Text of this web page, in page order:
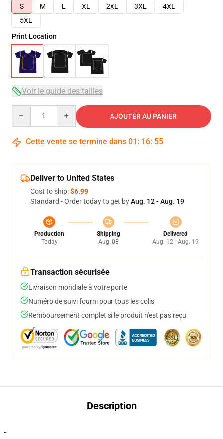
S
M L XL 2XL 3XL
4XL
5XL
Print Location
Voir le guide des tailles
AJOUTER AU PANIER
Cette vente se termine dans 01 : 16: 54
Deliver to United States
Cost to ship:$6.99
Standard - Order today to get byAug. 12 - Aug. 19
Production
Today
Shipping
Aug. 08
Delivered
Aug. 12 - Aug. 19
Transaction sécurisée
Livraison mondiale à votre porte
Numéro de suivi fourni pour tous les colis
Remboursement complet si le produit n'est pas reçu
Description
""